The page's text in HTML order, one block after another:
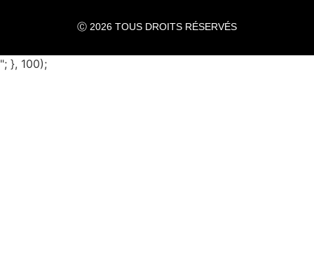
Ⓒ 2026 TOUS DROITS RÉSERVÉS
"; }, 100);